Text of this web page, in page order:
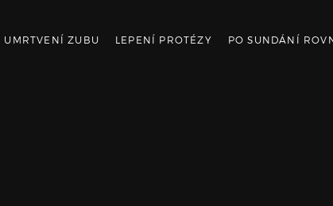
UMRTVENÍ ZUBU LEPENÍ PROTÉZY PO SUNDÁNÍ